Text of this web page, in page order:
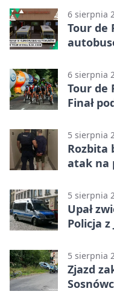
6 sierpnia
Tour de
6 sierpnia
Tour de
Finał
5 sierpnia
Rozbita
atak na
5 sierpnia
Upał
Policja
5 sierpnia
Zjazd